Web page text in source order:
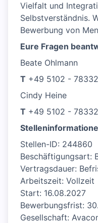
Vielfalt und
Selbstverständnis.
Bewerbung von
Eure Fragen
Beate Ohlmann
T +49 5102 -
Cindy Heine
T +49 5102 -
Stellen-ID: 244860
Beschäftigungsart:
Vertragsdauer:
Arbeitszeit: Vollzeit
Start: 16.08.2027
Bewerbungsfrist:
Gesellschaft: